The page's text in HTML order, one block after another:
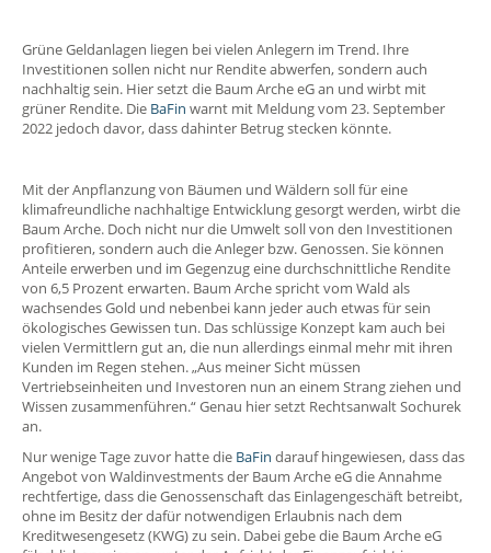
Grüne Geldanlagen liegen bei vielen Anlegern im Trend. Ihre
Investitionen sollen nicht nur Rendite abwerfen, sondern auch
nachhaltig sein. Hier setzt die Baum Arche eG an und wirbt mit
grüner Rendite. Die BaFin warnt mit Meldung vom 23. September
2022 jedoch davor, dass dahinter Betrug stecken könnte.
Mit der Anpflanzung von Bäumen und Wäldern soll für eine
klimafreundliche nachhaltige Entwicklung gesorgt werden, wirbt die
Baum Arche. Doch nicht nur die Umwelt soll von den Investitionen
profitieren, sondern auch die Anleger bzw. Genossen. Sie können
Anteile erwerben und im Gegenzug eine durchschnittliche Rendite
von 6,5 Prozent erwarten. Baum Arche spricht vom Wald als
wachsendes Gold und nebenbei kann jeder auch etwas für sein
ökologisches Gewissen tun. Das schlüssige Konzept kam auch bei
vielen Vermittlern gut an, die nun allerdings einmal mehr mit ihren
Kunden im Regen stehen. „Aus meiner Sicht müssen
Vertriebseinheiten und Investoren nun an einem Strang ziehen und
Wissen zusammenführen.“ Genau hier setzt Rechtsanwalt Sochurek
an.
Nur wenige Tage zuvor hatte die BaFin darauf hingewiesen, dass das
Angebot von Waldinvestments der Baum Arche eG die Annahme
rechtfertige, dass die Genossenschaft das Einlagengeschäft betreibt,
ohne im Besitz der dafür notwendigen Erlaubnis nach dem
Kreditwesengesetz (KWG) zu sein. Dabei gebe die Baum Arche eG